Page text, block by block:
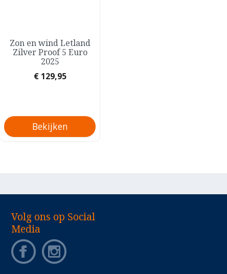
Snel bekijken
Zon en wind Letland
Zilver Proof 5 Euro
2025
Prijs
€ 129,95
Bekijken
Volg ons op Social
Media